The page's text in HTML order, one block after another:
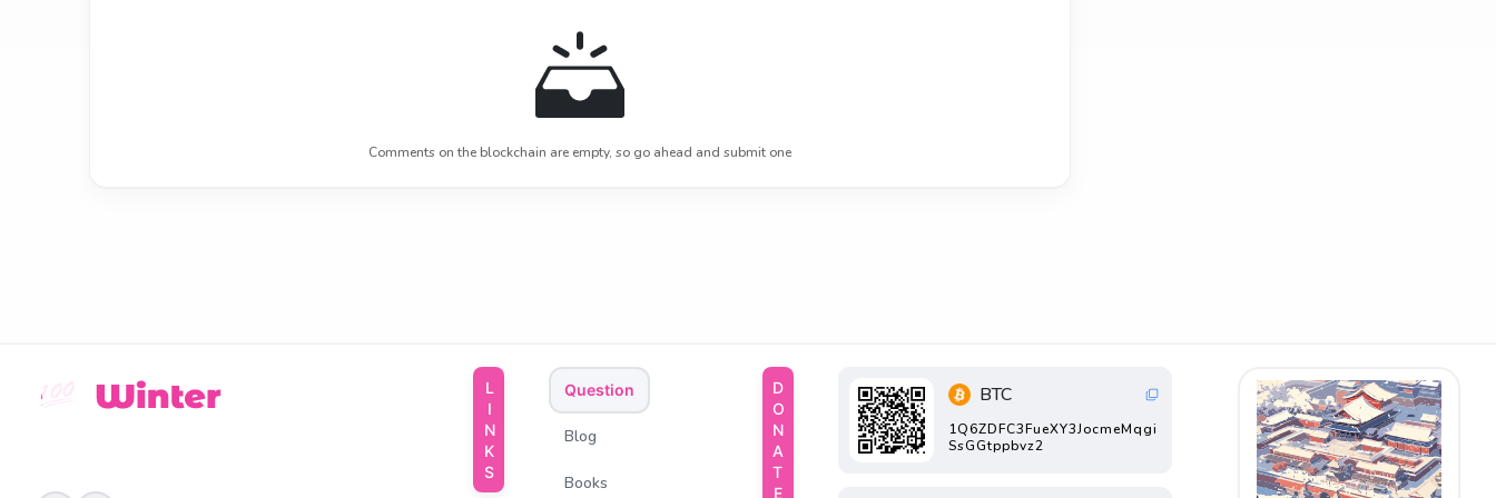
Comments on the blockchain are empty, so go ahead and submit one
LINKS Question
Blog
Books DONATE BTC
1Q6ZDFC3FueXY3JocmeMqgi
SsGGtppbvz2